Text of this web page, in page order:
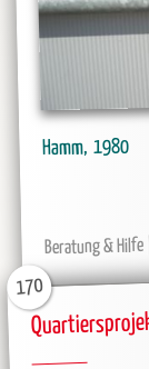
Hamm 1980
Beratung & Hilfe
170